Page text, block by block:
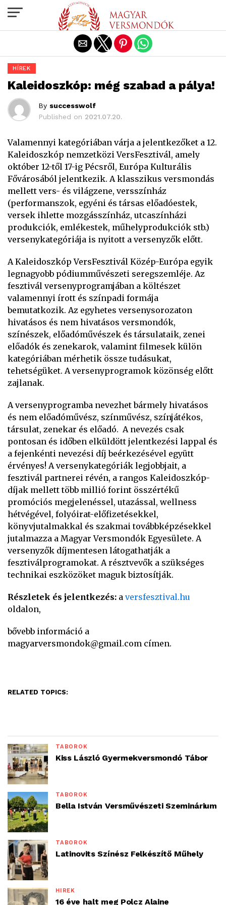
HÍREK
Kaleidoszkóp: még szabad a pálya!
By successwolf
Published on 2021.07.20.
Valamennyi kategóriában várja a jelentkezőket a 12.
Kaleidoszkóp nemzetközi VersFesztivál, amely
október 12-től 17-ig Pécsről, Európa Kulturális
Fővárosából jelentkezik. A klasszikus versmondás
mellett vers- és világzene, versszínház
(performanszok, egyéni és társas előadóestek,
versek ihlette mozgásszínház, utcaszínházi
produkciók, emlékestek, műhelyprodukciók stb.)
versenykategóriája is nyitott a versenyzők előtt.
A Kaleidoszkóp VersFesztivál Közép-Európa egyik
legnagyobb pódiumművészeti seregszemléje. Az
fesztivál versenyprogramjában a költészet
valamennyi írott és színpadi formája
bemutatkozik. Az egyhetes versenysorozaton
hivatásos és nem hivatásos versmondók,
színészek, előadóművészek és társulataik, zenei
előadók és zenekarok, valamint filmesek külön
kategóriában mérhetik össze tudásukat,
tehetségüket. A versenyprogramok közönség előtt
zajlanak.
A versenyprogramba nevezhet bármely hivatásos
és nem előadóművész, színművész, színjátékos,
társulat, zenekar és előadó. A nevezés csak
pontosan és időben elküldött jelentkezési lappal és
a fejenkénti nevezési díj beérkezésével együtt
érvényes! A versenykategóriák legjobbjait, a
fesztivál partnerei révén, a rangos Kaleidoszkóp-
díjak mellett több millió forint összértékű
promóciós megjelenéssel, utazással, wellness
hétvégével, folyóirat-előfizetésekkel,
könyvjutalmakkal és szakmai továbbképzésekkel
jutalmazza a Magyar Versmondók Egyesülete. A
versenyzők díjmentesen látogathatják a
fesztiválprogramokat. A résztvevők a szükséges
technikai eszközöket maguk biztosítják.
Részletek és jelentkezés: a versfesztival.hu
oldalon,
bővebb információ a
magyarversmondok@gmail.com címen.
RELATED TOPICS:
TÁBOROK
Kiss László Gyermekversmondó Tábor
TÁBOROK
Bella István Versművészeti Szeminárium
TÁBOROK
Latinovits Színész Felkészítő Műhely
HÍREK
16 éve halt meg Polcz Alaine
Exit mobile version